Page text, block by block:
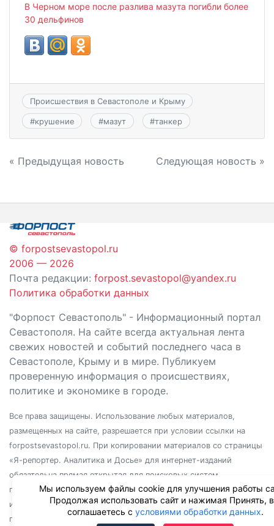
В Черном море после разлива мазута погибли более
30 дельфинов
Происшествия в Севастополе и Крыму
#крушение #мазут #танкер
Навигация
записям
« Предыдущая новость Следующая новость »
© forpostsevastopol.ru
2006 — 2026
Почта редакции: forpost.sevastopol@yandex.ru
Политика обработки данных
"Форпост Севастополь" - Информационный портал
Севастополя. На сайте всегда актуальная лента
свежих новостей и событий последнего часа в
Севастополе, Крыму и в мире. Публикуем
проверенную информация о происшествиях,
политике и экономике в городе.
Все права защищены. Использование любых материалов,
размещенных на сайте, разрешается при условии ссылки на
forpostsevastopol.ru. При копировании материалов со страницы
«Я-репортер. Аналитика и Досье» для интернет-изданий
обязательна прямая открытая для поисковых систем
гиперссылка. Независимо от полного или частичного
использования материалов, ссылка должна быть размещена в
подзаголовке или первом абзаце материала.
Мы используем файлы cookie для улучшения работы
Продолжая использовать сайт и нажимая Принять,
соглашаетесь с условиями обработки данных.